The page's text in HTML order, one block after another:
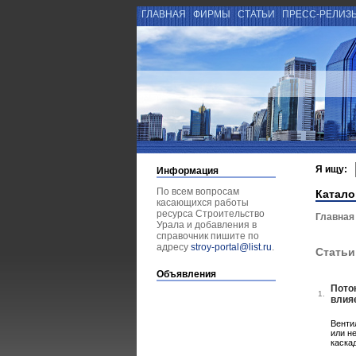
ГЛАВНАЯ ФИРМЫ СТАТЬИ ПРЕСС-
Информация
По всем вопросам
касающихся работы
ресурса Строительство
Урала и добавления в
справочник пишите по
адресу stroy-portal@list.ru.
Объявления
Я ищу:
1.
или